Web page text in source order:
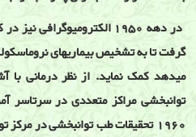
در دهه 1950
گرفت تا به تشخيص بيماريهای
ميدهد کمک نمايد. از نظر درمانی
توانبخشی مراکز متعددی در سرتاسر
1960 تحقيقات طب توانبخشی در